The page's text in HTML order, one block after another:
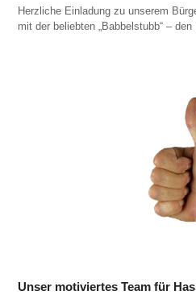
Herzliche Einladung zu unserem
mit der beliebten „Babbelstubb“ –
Unser motiviertes Team für